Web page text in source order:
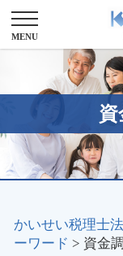
資
かいせい税理士
ーワード > 資金